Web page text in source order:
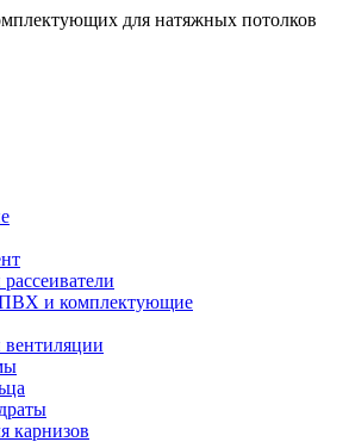
для натяжных потолков
и комплектующие
карнизов